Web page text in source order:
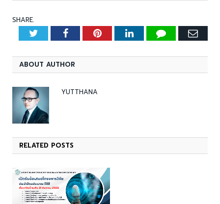
SHARE.
TwitterFacebookPinterestLinkedInTumblr
ABOUT AUTHOR
YUTTHANA
RELATED POSTS